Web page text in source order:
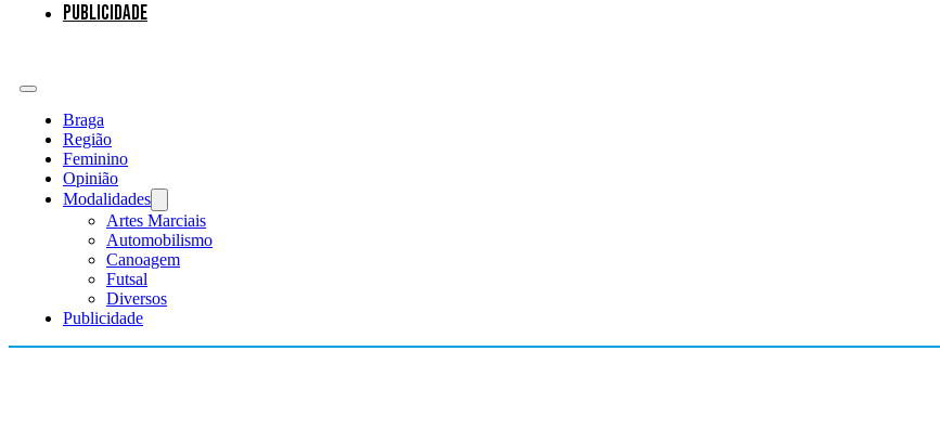
Publicidade
Braga
Região
Feminino
Opinião
Modalidades
Artes Marciais
Automobilismo
Canoagem
Futsal
Diversos
Publicidade